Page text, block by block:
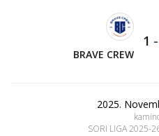
BRAVE CREW
1 -
2025.
SORI LIGA 2025-